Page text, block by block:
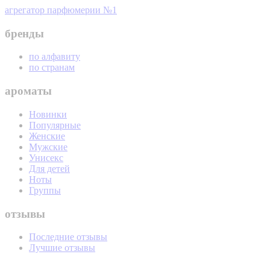
агрегатор парфюмерии №1
бренды
по алфавиту
по странам
ароматы
Новинки
Популярные
Женские
Мужские
Унисекс
Для детей
Ноты
Группы
отзывы
Последние отзывы
Лучшие отзывы